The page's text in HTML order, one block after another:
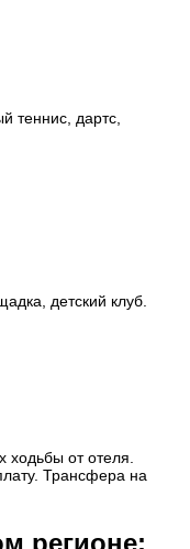
теннис, дартс,
детский клуб.
от отеля.
Трансфера на
регионе: